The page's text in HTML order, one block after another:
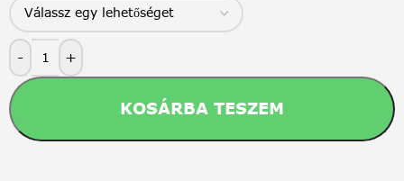
- +
KOSÁRBA TESZEM